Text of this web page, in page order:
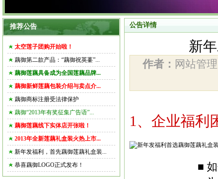
推荐公告
太空莲子团购开始啦！
藕御第二款产品：“藕御祝英薹”...
藕御莲藕具备成为全国莲藕品牌...
藕御新鲜莲藕包装介绍与卖点介...
藕御商标注册受法律保护
藕御“2013年有奖征集广告语”...
藕御莲藕线下实体店开张啦！
2013年全新莲藕礼盒装火热上市...
新年发福利，首先藕御莲藕礼盒装...
恭喜藕御LOGO正式发布！
公告详情
新
作者： 网站管
1、企业福利
■